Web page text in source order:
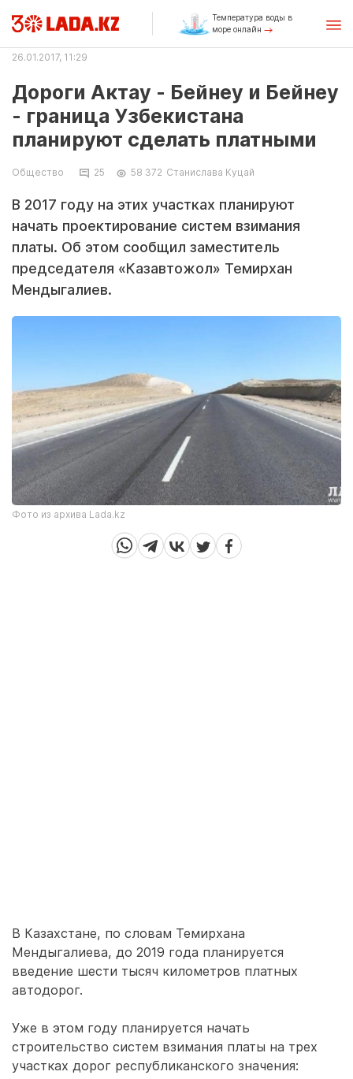
Температура воды в
море онлайн
26.01.2017, 11:29
Дороги Актау - Бейнеу и Бейнеу
- граница Узбекистана
планируют сделать платными
Общество 25 58 372 Станислава Куцай
В 2017 году на этих участках планируют
начать проектирование систем взимания
платы. Об этом сообщил заместитель
председателя «Казавтожол» Темирхан
Мендыгалиев.
Фото из архива Lada.kz
В Казахстане, по словам Темирхана
Мендыгалиева, до 2019 года планируется
введение шести тысяч километров платных
автодорог.
Уже в этом году планируется начать
строительство систем взимания платы на трех
участках дорог республиканского значения: